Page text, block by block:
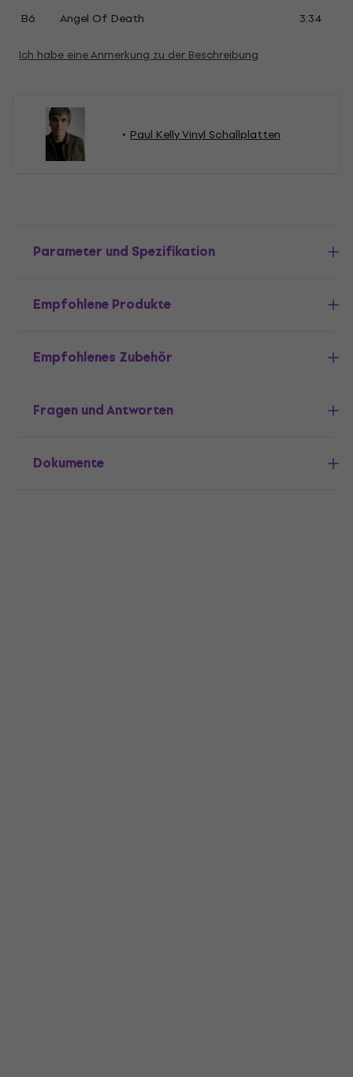
B6 Angel Of Death 3:34
Ich habe eine Anmerkung zu der Beschreibung
Paul Kelly Vinyl Schallplatten
Parameter und Spezifikation
Empfohlene Produkte
Empfohlenes Zubehör
Fragen und Antworten
Dokumente